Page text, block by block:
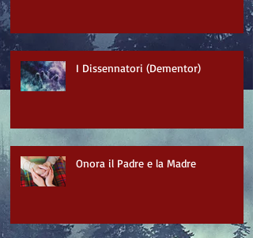
I Dissennatori (Dementor)
Onora il Padre e la Madre